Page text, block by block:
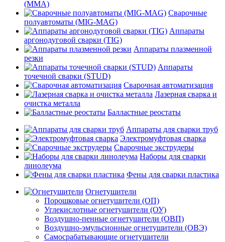
(MMA)
Сварочные
полуавтоматы (MIG-MAG)
Аппараты
аргонодуговой сварки (TIG)
Аппараты плазменной
резки
Аппараты
точечной сварки (STUD)
Сварочная автоматизация
Лазерная сварка и
очистка металла
Балластные реостаты
Аппараты для сварки труб
Электромуфтовая сварка
Сварочные экструдеры
Наборы для сварки
линолеума
Фены для сварки пластика
Огнетушители
Порошковые огнетушители (ОП)
Углекислотные огнетушители (ОУ)
Воздушно-пенные огнетушители (ОВП)
Воздушно-эмульсионные огнетушители (ОВЭ)
Самосрабатывающие огнетушители